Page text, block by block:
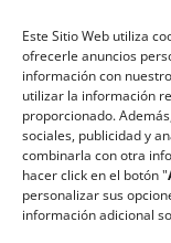
Este Sitio Web utiliza
ofrecerle anuncios
información con
utilizar la información
proporcionado.
sociales, publicidad y
combinarla con otra
hacer click en el botón "
personalizar sus
información adicional